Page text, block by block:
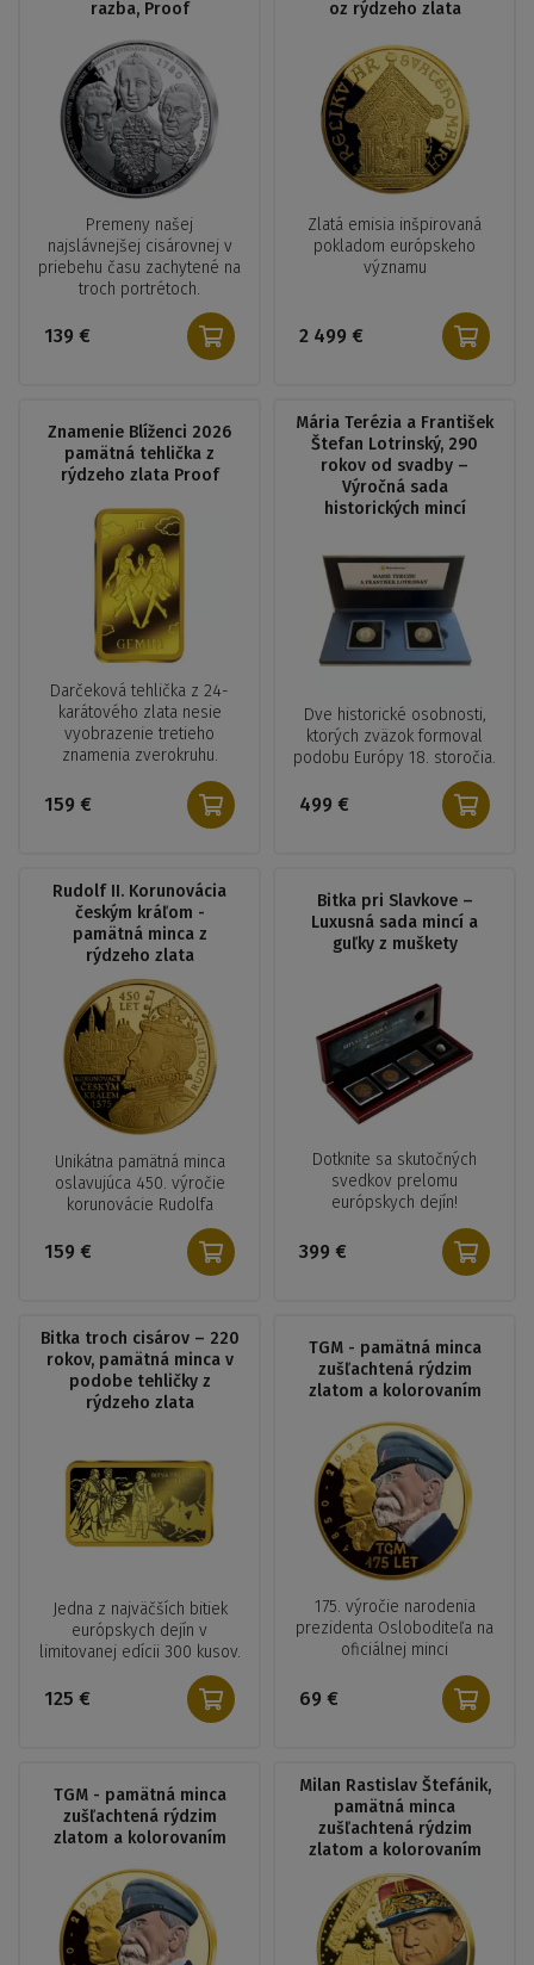
razba, Proof
Premeny našej
najslávnejšej cisárovnej v
priebehu času zachytené na
troch portrétoch.
139 €
oz rýdzeho zlata
Zlatá emisia inšpirovaná
pokladom európskeho
významu
2 499 €
Znamenie Blíženci 2026
pamätná tehlička z
rýdzeho zlata Proof
Darčeková tehlička z 24-
karátového zlata nesie
vyobrazenie tretieho
znamenia zverokruhu.
159 €
Mária Terézia a František
Štefan Lotrinský, 290
rokov od svadby –
Výročná sada
historických mincí
Dve historické osobnosti,
ktorých zväzok formoval
podobu Európy 18. storočia.
499 €
Rudolf II. Korunovácia
českým kráľom -
pamätná minca z
rýdzeho zlata
Unikátna pamätná minca
oslavujúca 450. výročie
korunovácie Rudolfa
159 €
Bitka pri Slavkove –
Luxusná sada mincí a
guľky z muškety
Dotknite sa skutočných
svedkov prelomu
európskych dejín!
399 €
Bitka troch cisárov – 220
rokov, pamätná minca v
podobe tehličky z
rýdzeho zlata
Jedna z najväčších bitiek
európskych dejín v
limitovanej edícii 300 kusov.
125 €
TGM - pamätná minca
zušľachtená rýdzim
zlatom a kolorovaním
175. výročie narodenia
prezidenta Osloboditeľa na
oficiálnej minci
69 €
TGM - pamätná minca
zušľachtená rýdzim
zlatom a kolorovaním
Milan Rastislav Štefánik,
pamätná minca
zušľachtená rýdzim
zlatom a kolorovaním